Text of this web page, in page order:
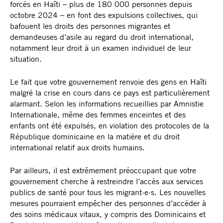
migrant·e·s sans papiers sont pris en charge. D’après les
annonces du gouvernement, ces personnes seront
expulsées immédiatement après avoir reçu des soins
médicaux. Cette pratique menace le droit à la santé, au
respect de la vie privée et à l’intégrité physique, et elle
pourrait dissuader des personnes vulnérables – notamment
violence – de chercher à obtenir des soins dont elles ont
besoin urgemment.
Par ailleurs, le gouvernement n’a pas mis en place de
garanties suffisantes pour prévenir le profilage racial et la
discrimination raciale, ni tenu compte des effets délétères
de ses politiques migratoires. Au contraire, les autorités
humains présentées par des organisations de la société
civile et des organes internationaux. Ce déni
s’accompagne de discours stigmatisants à l’égard des
migrant·e·s haïtiens, notamment des femmes enceintes et
des mineur·e·s essayant d’accéder aux services publics,
forcés en Haïti – plus de 180 000 personnes depuis
octobre 2024 – en font des expulsions collectives, qui
bafouent les droits des personnes migrantes et
demandeuses d’asile au regard du droit international,
notamment leur droit à un examen individuel de leur
situation.
Le fait que votre gouvernement renvoie des gens en Haïti
malgré la crise en cours dans ce pays est particulièrement
alarmant. Selon les informations recueillies par Amnistie
Internationale, même des femmes enceintes et des
enfants ont été expulsés, en violation des protocoles de la
République dominicaine en la matière et du droit
international relatif aux droits humains.
Par ailleurs, il est extrêmement préoccupant que votre
gouvernement cherche à restreindre l’accès aux services
publics de santé pour tous les migrant·e·s. Les nouvelles
mesures pourraient empêcher des personnes d’accéder à
des soins médicaux vitaux, y compris des Dominicains et